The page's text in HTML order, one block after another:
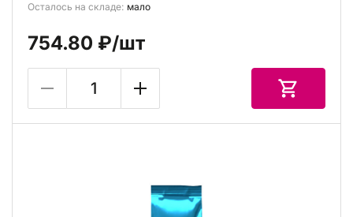
Осталось на складе: мало
754.80 ₽/шт